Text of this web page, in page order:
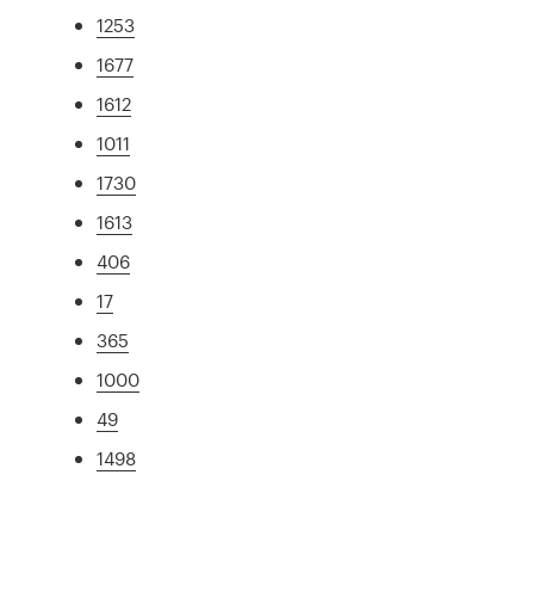
1253
1677
1612
1011
1730
1613
406
17
365
1000
49
1498